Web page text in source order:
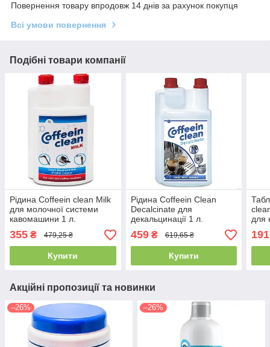
Повернення товару впродовж 14 днів за рахунок покупця
Всі умови повернення
Подібні товари компанії
Рідина Coffeein clean Milk
для молочної системи
кавомашини 1 л.
355 ₴ 479,25 ₴
Купити
Рідина Coffeein Clean
Decalcinate для
декальцинації 1 л.
459₴ 619,65 ₴
Купити
для
191
Акційні пропозиції та новинки
–26% –26%